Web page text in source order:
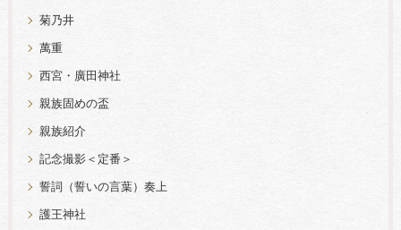
菊乃井
萬重
西宮・廣田神社
親族固めの盃
親族紹介
記念撮影＜定番＞
誓詞（誓いの言葉）奏上
護王神社